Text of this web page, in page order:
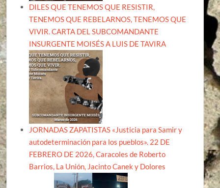
DILES QUE TENEMOS QUE RESISTIR,
TENEMOS QUE REBELARNOS, TENEMOS QUE
VIVIR. CARTA DEL SUBCOMANDANTE
INSURGENTE MOISÉS A LUIS DE TAVIRA
JORNADAS ZAPATISTAS «Justicia para Samir y
autodeterminación para los pueblos». 22 DE
FEBRERO DE 2026, Caracoles de Roberto
Barrios, La Unión, Jacinto Canek y Dolores